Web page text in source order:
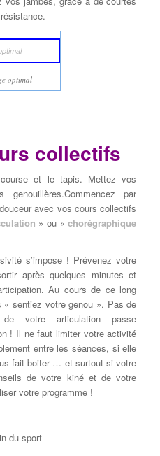
optimal
collectifs
course et le tapis. Mettez vos
par
avec vos cours collectifs
» ou «chorégraphique
s’impose ! Prévenez votre
après quelques minutes et
Au cours de ce long
sentiez votre genou ». Pas de
votre articulation passe
! Il ne faut limiter votre activité
entre les séances, si elle
fait boiter … et surtout si votre
de votre kiné et de votre
votre programme !
du sport